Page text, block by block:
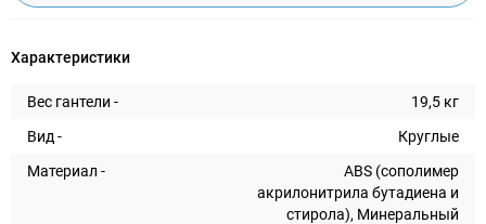
Характеристики
Вес гантели -
19,5 кг
Вид -
Круглые
Материал -
ABS (сополимер
акрилонитрила бутадиена и
стирола), Минеральный